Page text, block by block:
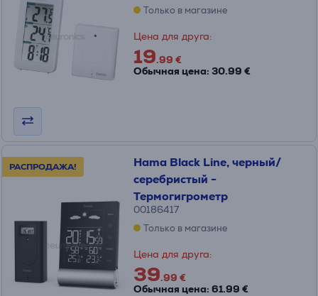
Только в магазине
Цена для друга:
19.99 €
Обычная цена: 30.99 €
РАСПРОДАЖА!
Hama Black Line, черный/
серебристый -
Термогигрометр
00186417
Только в магазине
Цена для друга:
39.99 €
Обычная цена: 61.99 €